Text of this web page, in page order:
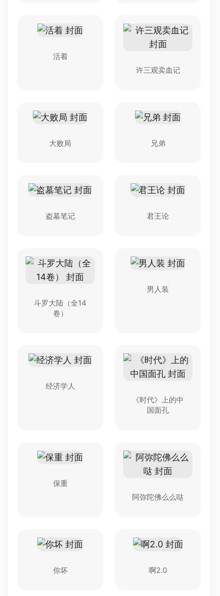
活着
许三观卖血记
大败局 兄弟
盗墓笔记 君王论
斗罗大陆（全14
卷）
男人装
经济学人
《时代》上的中
国面孔
保重
阿弥陀佛么么哒
你坏 啊2.0